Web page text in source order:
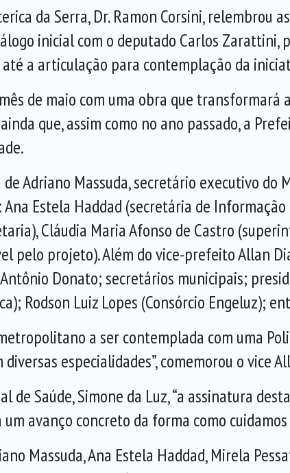
da Serra, Dr. Ramon Corsini, relembrou
inicial com o deputado Carlos Zarattini,
a articulação para contemplação da
de maio com uma obra que transformará
que, assim como no ano passado, a
Adriano Massuda, secretário executivo do
Estela Haddad (secretária de
Cláudia Maria Afonso de Castro
pelo projeto). Além do vice-prefeito Allan
Donato; secretários municipais;
Rodson Luiz Lopes (Consórcio Engeluz);
a ser contemplada com uma
especialidades”, comemorou o vice
Saúde, Simone da Luz, “a assinatura
avanço concreto da forma como cuidamos
Massuda, Ana Estela Haddad, Mirela